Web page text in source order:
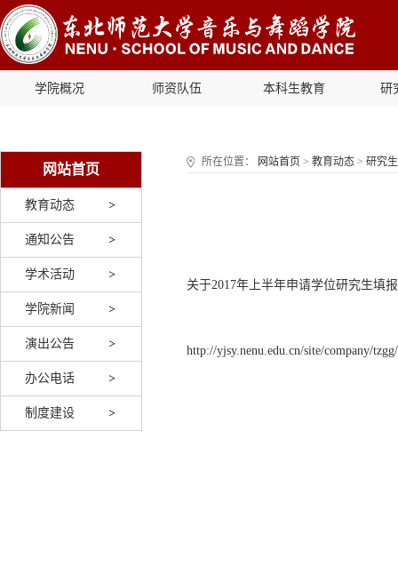
学院概况 师资队伍 本科生教育 研
网站首页
教育动态
通知公告
学术活动
学院新闻
演出公告
办公电话
制度建设
所在位置： 网站首页 > 教育动态 > 研究
关于2017年上半年申请学位研究生填
http://yjsy.nenu.edu.cn/site/company/